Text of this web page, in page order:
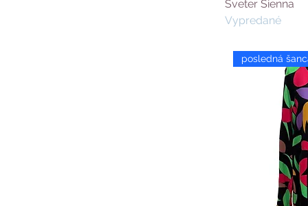
Sveter Sienna
Vypredané
posledná